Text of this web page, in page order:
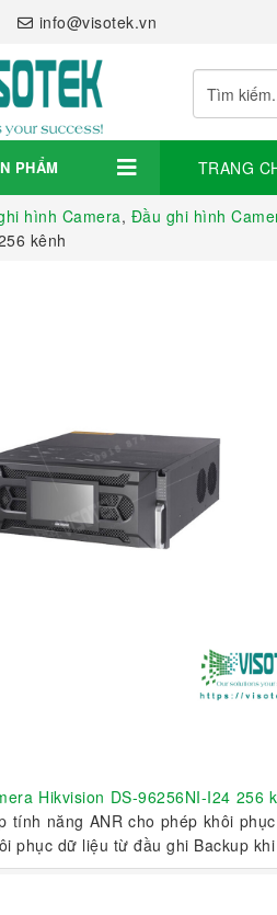
info@visotek.vn
PHẨM TRANG
hình Camera, Đầu ghi hình
kênh
Hikvision DS-96256NI-I24 256
tính năng ANR cho phép khôi
phục dữ liệu từ đầu ghi Backup